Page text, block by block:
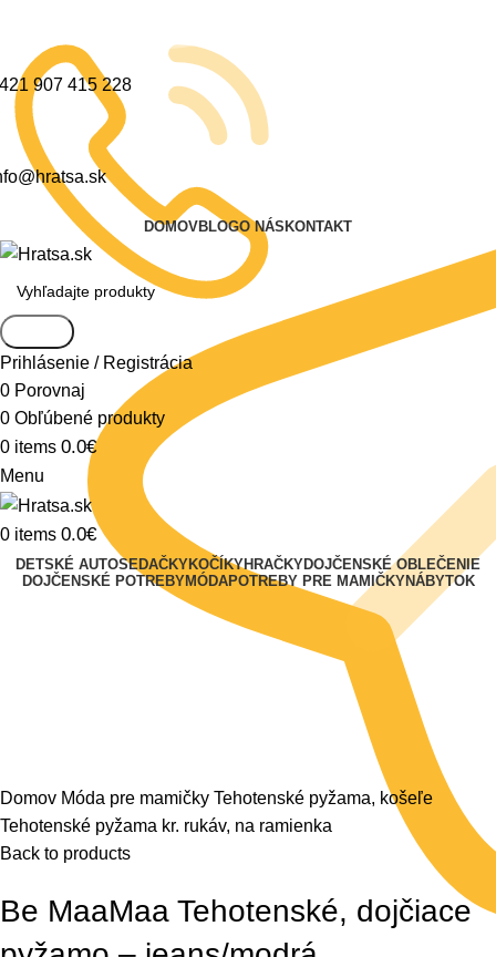
907 415 228
DOMOVBLOGO NÁS KONTAKT
Prihlásenie / Registrácia
0 Porovnaj
0 Obľúbené produkty
0 items 0.0€
Menu
0 items 0.0€
DETSKÉ AUTOSEDAČKYKOČÍKYHRAČKYDOJČENSKÉ OBLEČENIE
DOJČENSKÉ POTREBYMÓDAPOTREBY PRE MAMIČKYNÁBYTOK
Domov Móda pre mamičky Tehotenské pyžama, košeľe
Tehotenské pyžama kr. rukáv, na ramienka
Back to products
Be MaaMaa Tehotenské, dojčiace